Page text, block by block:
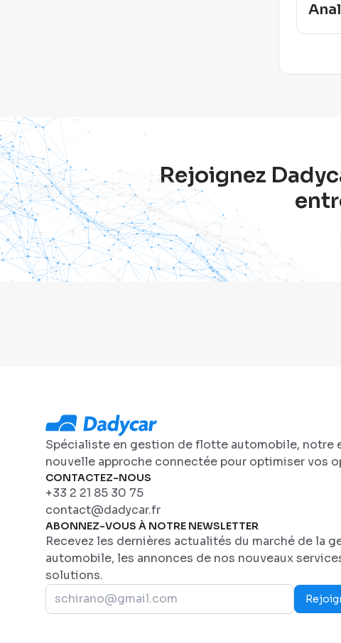
Rejoignez
Spécialiste en gestion de flotte automobile, notre
nouvelle approche connectée pour optimiser vos
CONTACTEZ-NOUS
+33 2 21 85 30 75
contact@dadycar.fr
ABONNEZ-VOUS À NOTRE NEWSLETTER
Recevez les dernières actualités du marché de la
automobile, les annonces de nos nouveaux
solutions.